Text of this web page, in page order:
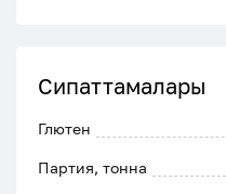
Сипаттамалары
Глютен
Партия, тонна